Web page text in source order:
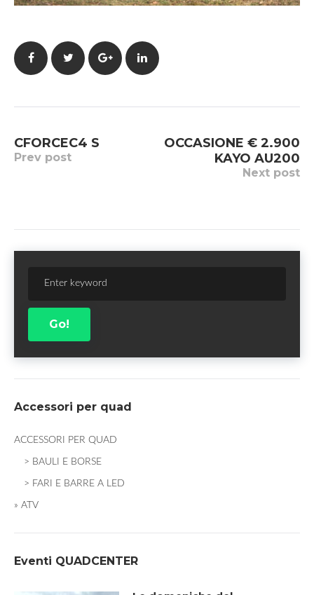
FacebookTwitter Google+LinkedIn
Navigazione
articoli
CFORCEC4 S
Prev post
OCCASIONE € 2.900
KAYO AU200
Next post
Go!
Accessori per quad
ACCESSORI PER QUAD
> BAULI E BORSE
> FARI E BARRE A LED
» ATV
Eventi QUADCENTER